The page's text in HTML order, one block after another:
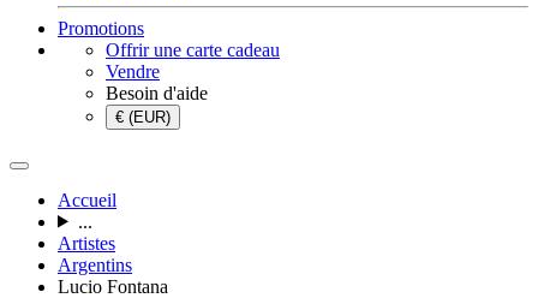
Promotions
Offrir une carte cadeau
Vendre
Besoin d'aide
€ (EUR)
Accueil
...
Artistes
Argentins
Lucio Fontana